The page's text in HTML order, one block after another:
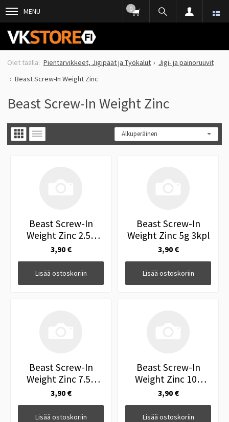
MENU 0
Pientarvikkeet, Jigipäät ja Työkalut
Jigi- ja painoruuvit
Beast Screw-In Weight Zinc
Beast Screw-In Weight Zinc
Beast Screw-In
Weight Zinc 2.5g
3kpl
3,90 €
Lisää ostoskoriin
Beast Screw-In
Weight Zinc 5g 3kpl
3,90 €
Lisää ostoskoriin
Beast Screw-In
Weight Zinc 7.5g
3kpl
3,90 €
Lisää ostoskoriin
Beast Screw-In
Weight Zinc 10g
3kpl
3,90 €
Lisää ostoskoriin